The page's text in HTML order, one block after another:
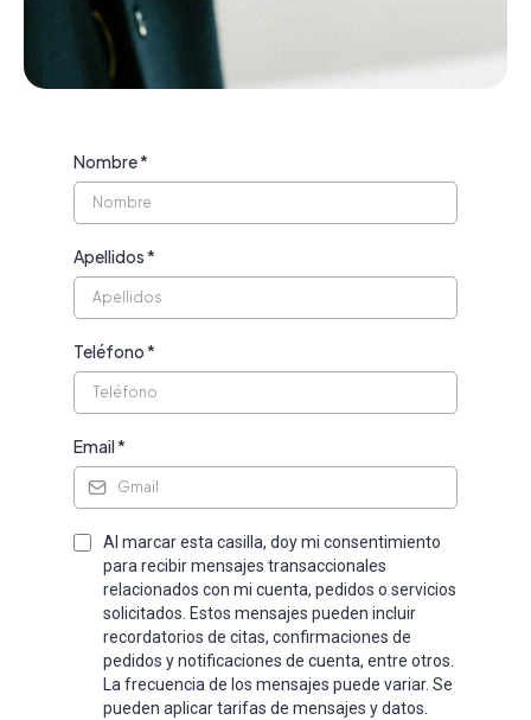
Nombre*
Apellidos*
Teléfono*
Email*
Al marcar esta casilla, doy mi consentimiento
para recibir mensajes transaccionales
relacionados con mi cuenta, pedidos o servicios
solicitados. Estos mensajes pueden incluir
recordatorios de citas, confirmaciones de
pedidos y notificaciones de cuenta, entre otros.
La frecuencia de los mensajes puede variar. Se
pueden aplicar tarifas de mensajes y datos.